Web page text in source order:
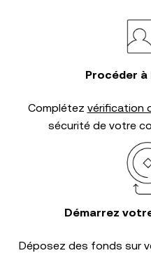
Procéder
Complétez vérification
sécurité de votre
Démarrez
Déposez des fonds sur